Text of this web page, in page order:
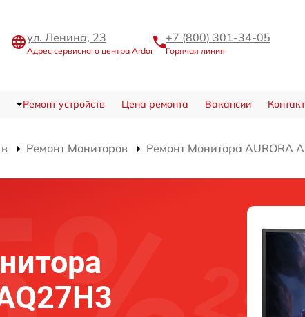
ул. Ленина, 23
Адрес сервисного центра Ardor
+7 (800) 301-34-05
Горячая линия
Ремонт устройств Цена ремонта Вакансии
Ремонт Мониторов Ремонт Монитора AURORA